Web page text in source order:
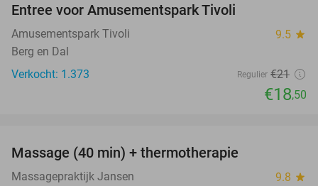
Entree voor Amusementspark Tivoli
Amusementspark Tivoli 9.5 star
Berg en Dal
Verkocht: 1.373
Regulier €21
€18,50
Massage (40 min) + thermotherapie
Massagepraktijk Jansen 9.8 star